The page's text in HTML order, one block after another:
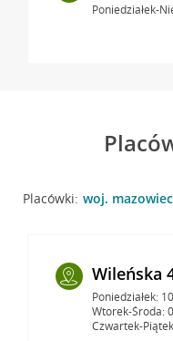
Poniedziałek-
Placówki: woj.
Wileńska
Poniedziałek:
Wtorek-Środa:
Czwartek-